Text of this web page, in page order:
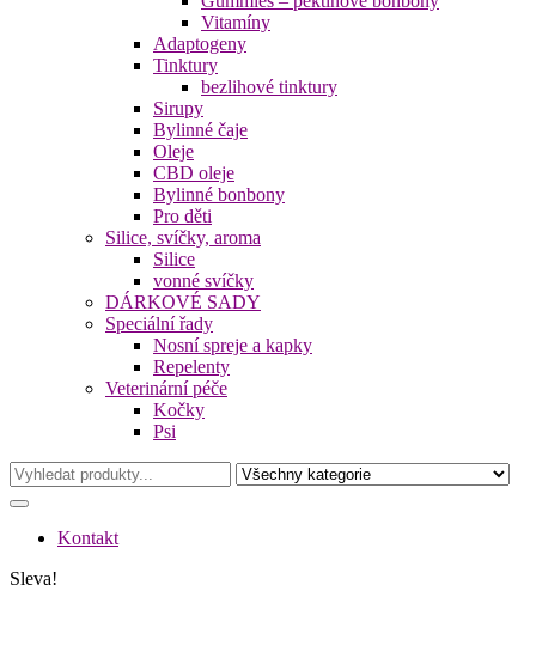
Vitamíny
Adaptogeny
Tinktury
bezlihové tinktury
Sirupy
Bylinné čaje
Oleje
CBD oleje
Bylinné bonbony
Pro děti
Silice, svíčky, aroma
Silice
vonné svíčky
DÁRKOVÉ SADY
Speciální řady
Nosní spreje a kapky
Repelenty
Veterinární péče
Kočky
Psi
Kontakt
Sleva!